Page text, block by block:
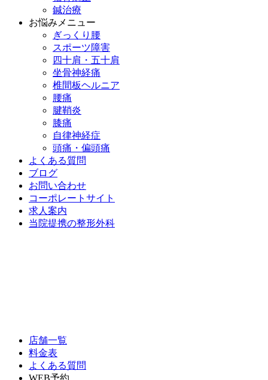
鍼治療
お悩みメニュー
ぎっくり腰
スポーツ障害
四十肩・五十肩
坐骨神経痛
椎間板ヘルニア
腰痛
腱鞘炎
膝痛
自律神経症
頭痛・偏頭痛
よくある質問
ブログ
お問い合わせ
コーポレートサイト
求人案内
当院提携の整形外科
店舗一覧
料金表
よくある質問
WEB予約